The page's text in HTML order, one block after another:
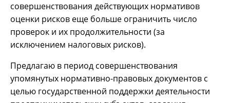
совершенствования действующих нормативов
оценки рисков еще больше ограничить число
проверок и их продолжительности (за
исключением налоговых рисков).
Предлагаю в период совершенствования
упомянутых нормативно-правовых документов с
целью государственной поддержки деятельности